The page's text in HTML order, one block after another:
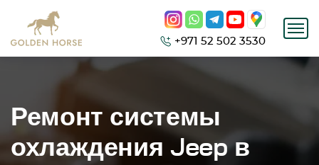
+971 52 502 3530
Ремонт системы
охлаждения Jeep в